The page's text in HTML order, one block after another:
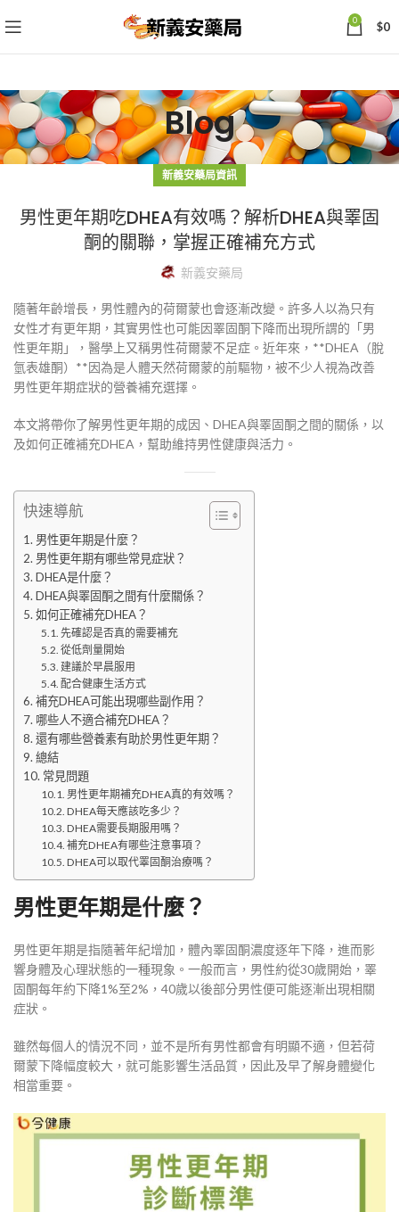
0 $0
Blog
新義安藥局資訊
男性更年期吃DHEA有效嗎？解析DHEA與睪固
酮的關聯，掌握正確補充方式
新義安藥局
隨著年齡增長，男性體內的荷爾蒙也會逐漸改變。許多人以為只有
女性才有更年期，其實男性也可能因睪固酮下降而出現所謂的「男
性更年期」，醫學上又稱男性荷爾蒙不足症。近年來，**DHEA（脫
氫表雄酮）**因為是人體天然荷爾蒙的前驅物，被不少人視為改善
男性更年期症狀的營養補充選擇。
本文將帶你了解男性更年期的成因、DHEA與睪固酮之間的關係，以
及如何正確補充DHEA，幫助維持男性健康與活力。
快速導航
男性更年期是什麼？
男性更年期有哪些常見症狀？
DHEA是什麼？
DHEA與睪固酮之間有什麼關係？
如何正確補充DHEA？
先確認是否真的需要補充
從低劑量開始
建議於早晨服用
配合健康生活方式
補充DHEA可能出現哪些副作用？
哪些人不適合補充DHEA？
還有哪些營養素有助於男性更年期？
總結
常見問題
男性更年期補充DHEA真的有效嗎？
DHEA每天應該吃多少？
DHEA需要長期服用嗎？
補充DHEA有哪些注意事項？
DHEA可以取代睪固酮治療嗎？
男性更年期是什麼？
男性更年期是指隨著年紀增加，體內睪固酮濃度逐年下降，進而影
響身體及心理狀態的一種現象。一般而言，男性約從30歲開始，睪
固酮每年約下降1%至2%，40歲以後部分男性便可能逐漸出現相關
症狀。
雖然每個人的情況不同，並不是所有男性都會有明顯不適，但若荷
爾蒙下降幅度較大，就可能影響生活品質，因此及早了解身體變化
相當重要。